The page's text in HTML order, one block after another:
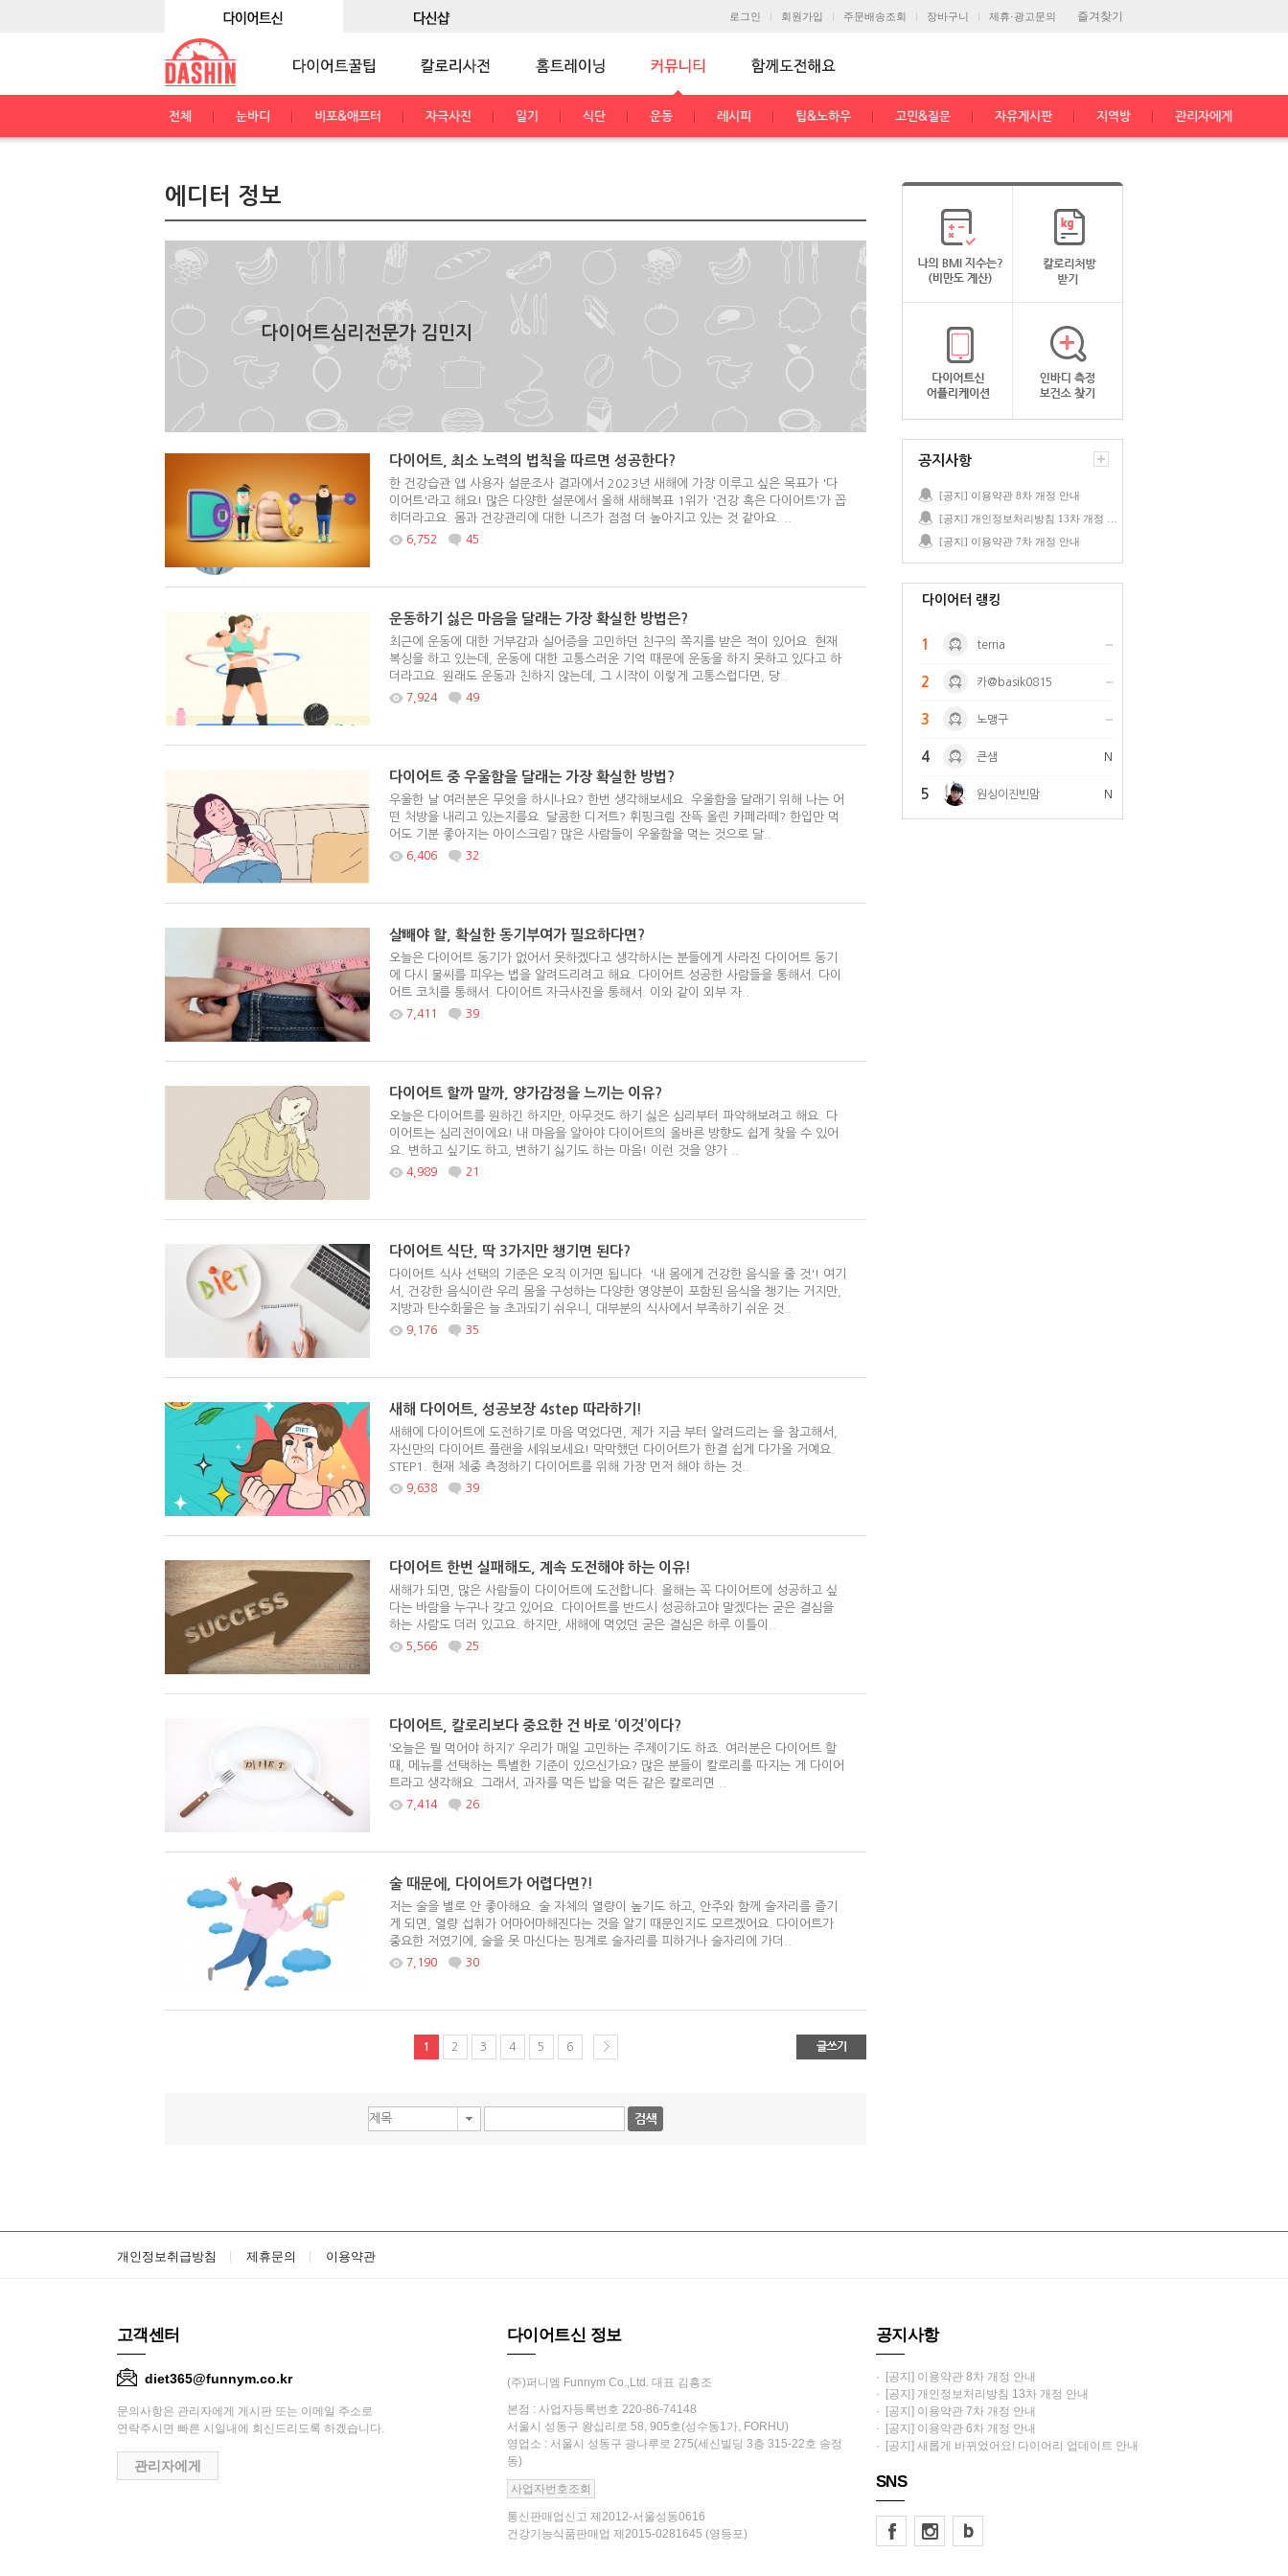
즐겨찾기
로그인 회원가입 주문배송조회 장바구니 제휴·광고문의
전체 눈바디 비포&애프터 자극사진 일기 식단 운동 레시피 팁&노하우 고민&질문 자유게시판 지역방 관리자에게
에디터 정보
다이어트심리전문가 김민지
다이어트, 최소 노력의 법칙을 따르면 성공한다?
한 건강습관 앱 사용자 설문조사 결과에서 2023년 새해에 가장 이루고 싶은 목표가 '다
이어트'라고 해요! 많은 다양한 설문에서 올해 새해복표 1위가 '건강 혹은 다이어트'가 꼽
히더라고요. 몸과 건강관리에 대한 니즈가 점점 더 높아지고 있는 것 같아요. ..
6,752 45
운동하기 싫은 마음을 달래는 가장 확실한 방법은?
최근에 운동에 대한 거부감과 실어증을 고민하던 친구의 쪽지를 받은 적이 있어요. 현재
복싱을 하고 있는데, 운동에 대한 고통스러운 기억 때문에 운동을 하지 못하고 있다고 하
더라고요. 원래도 운동과 친하지 않는데, 그 시작이 이렇게 고통스럽다면, 당..
7,924 49
다이어트 중 우울함을 달래는 가장 확실한 방법?
우울한 날 여러분은 무엇을 하시나요? 한번 생각해보세요. 우울함을 달래기 위해 나는 어
떤 처방을 내리고 있는지를요. 달콤한 디저트? 휘핑크림 잔뜩 올린 카페라떼? 한입만 먹
어도 기분 좋아지는 아이스크림? 많은 사람들이 우울함을 먹는 것으로 달..
6,406 32
살빼야 할, 확실한 동기부여가 필요하다면?
오늘은 다이어트 동기가 없어서 못하겠다고 생각하시는 분들에게 사라진 다이어트 동기
에 다시 불씨를 피우는 법을 알려드리려고 해요. 다이어트 성공한 사람들을 통해서. 다이
어트 코치를 통해서. 다이어트 자극사진을 통해서. 이와 같이 외부 자..
7,411 39
다이어트 할까 말까, 양가감정을 느끼는 이유?
오늘은 다이어트를 원하긴 하지만, 아무것도 하기 싫은 심리부터 파악해보려고 해요. 다
이어트는 심리전이에요! 내 마음을 알아야 다이어트의 올바른 방향도 쉽게 찾을 수 있어
요. 변하고 싶기도 하고, 변하기 싫기도 하는 마음! 이런 것을 양가 ..
4,989 21
다이어트 식단, 딱 3가지만 챙기면 된다?
다이어트 식사 선택의 기준은 오직 이거면 됩니다. '내 몸에게 건강한 음식을 줄 것'! 여기
서, 건강한 음식이란 우리 몸을 구성하는 다양한 영양분이 포함된 음식을 챙기는 거지만,
지방과 탄수화물은 늘 초과되기 쉬우니, 대부분의 식사에서 부족하기 쉬운 것..
9,176 35
새해 다이어트, 성공보장 4step 따라하기!
새해에 다이어트에 도전하기로 마음 먹었다면, 제가 지금 부터 알려드리는 을 참고해서,
자신만의 다이어트 플랜을 세워보세요! 막막했던 다이어트가 한결 쉽게 다가올 거예요.
STEP1. 현재 체중 측정하기 다이어트를 위해 가장 먼저 해야 하는 것..
9,638 39
다이어트 한번 실패해도, 계속 도전해야 하는 이유!
새해가 되면, 많은 사람들이 다이어트에 도전합니다. 올해는 꼭 다이어트에 성공하고 싶
다는 바람을 누구나 갖고 있어요. 다이어트를 반드시 성공하고야 말겠다는 굳은 결심을
하는 사람도 더러 있고요. 하지만, 새해에 먹었던 굳은 결심은 하루 이틀이..
5,566 25
다이어트, 칼로리보다 중요한 건 바로 ‘이것’이다?
‘오늘은 뭘 먹어야 하지?’ 우리가 매일 고민하는 주제이기도 하죠. 여러분은 다이어트 할
때, 메뉴를 선택하는 특별한 기준이 있으신가요? 많은 분들이 칼로리를 따지는 게 다이어
트라고 생각해요. 그래서, 과자를 먹든 밥을 먹든 같은 칼로리면 ..
7,414 26
술 때문에, 다이어트가 어렵다면?!
저는 술을 별로 안 좋아해요. 술 자체의 열량이 높기도 하고, 안주와 함께 술자리를 즐기
게 되면, 열량 섭취가 어마어마해진다는 것을 알기 때문인지도 모르겠어요. 다이어트가
중요한 저였기에, 술을 못 마신다는 핑계로 술자리를 피하거나 술자리에 가더..
7,190 30
1 2 3 4 5 6
공지사항
[공지] 이용약관 8차 개정 안내
[공지] 이용약관 7차 개정 안내
다이어터 랭킹
1 terria
2 카@basik0815
3 노맹구
4 큰샘 N
5 원싱이진빈맘 N
개인정보취급방침 제휴문의 이용약관
고객센터
diet365@funnym.co.kr
문의사항은 관리자에게 게시판 또는 이메일 주소로
연락주시면 빠른 시일내에 회신드리도록 하겠습니다.
관리자에게
다이어트신 정보
(주)퍼니엠 Funnym Co.,Ltd. 대표 김흥조
본점 : 사업자등록번호 220-86-74148
서울시 성동구 왕십리로 58, 905호(성수동1가, FORHU)
영업소 : 서울시 성동구 광나루로 275(세신빌딩 3층 315-22호 송정
동)
사업자번호조회
통신판매업신고 제2012-서울성동0616
건강기능식품판매업 제2015-0281645 (영등포)
공지사항
· [공지] 이용약관 8차 개정 안내
· [공지] 개인정보처리방침 13차 개정 안내
· [공지] 이용약관 7차 개정 안내
· [공지] 이용약관 6차 개정 안내
· [공지] 새롭게 바뀌었어요! 다이어리 업데이트 안내
SNS